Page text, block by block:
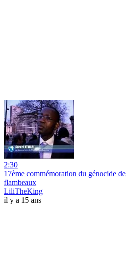
2:30
17ème commémoration du génocide
flambeaux
LiliTheKing
il y a 15 ans